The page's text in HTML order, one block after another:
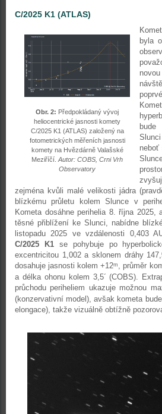
C/2025 K1 (ATLAS)
Obr. 2: Předpokládaný vývoj
heliocentrické jasnosti komety
C/2025 K1 (ATLAS) založený na
fotometrických měřeních jasnosti
komety na Hvězdárně Valašské
Meziříčí. Autor: COBS, Crni Vrh
Observatory
byla
neboť
zejména kvůli malé velikosti jádra
blízkému průletu kolem Slunce v
Kometa dosáhne perihelia 8. října 2025,
těsné přiblížení ke Slunci, nabídne
listopadu 2025 ve vzdálenosti 0,403
C/2025 K1se pohybuje po
excentricitou 1,002 a sklonem dráhy
dosahuje jasnosti kolem +12m , průměr
a délka ohonu kolem 3,5´ (COBS).
průchodu periheliem ukazuje možnou
(konzervativní model), avšak kometa
elongace), takže vizuálně obtížně